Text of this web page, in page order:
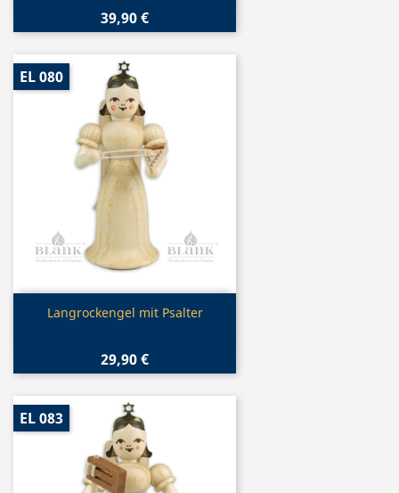
39,90 €
Vorschau
Langrockengel mit Psalter
29,90 €
EL 080
EL 083